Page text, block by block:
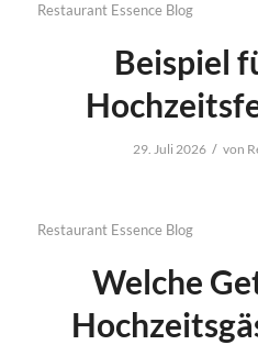
Restaurant Essence Blog
Beispiel
29. Juli 2026 / von
Restaurant Essence Blog
Welche